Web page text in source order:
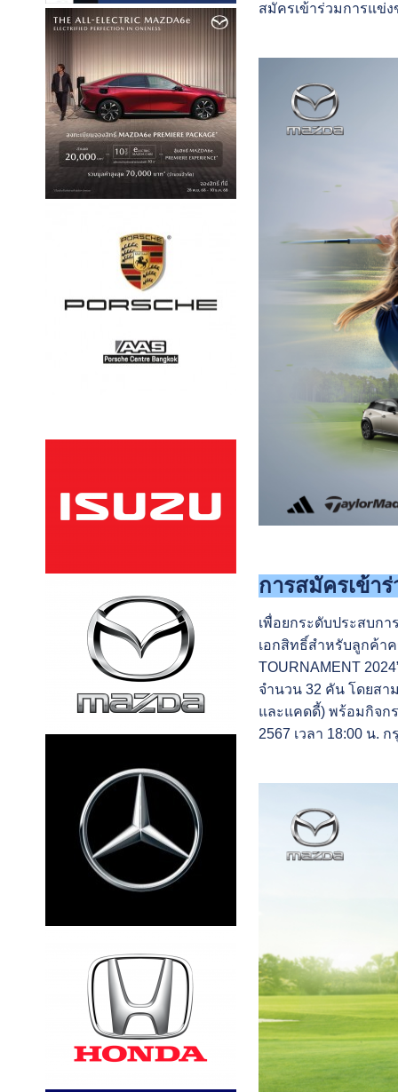
สมัครเข้าร่วมการแข่
การสมัครเข้า
เพื่อยกระดับประสบก
เอกสิทธิ์สำหรับลูกค้า
TOURNAMENT
จำนวน 32 คัน โดยสา
และแคดดี้) พร้อมกิจก
2567 เวลา 18:00 น.